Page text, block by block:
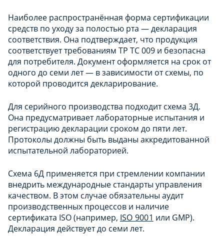
Наиболее распространённая форма сертификации
средств по уходу за полостью рта — декларация
соответствия. Она подтверждает, что продукция
соответствует требованиям ТР ТС 009 и безопасна
для потребителя. Документ оформляется на срок от
одного до семи лет — в зависимости от схемы, по
которой проводится декларирование.
Для серийного производства подходит схема 3Д.
Она предусматривает лабораторные испытания и
регистрацию декларации сроком до пяти лет.
Протоколы должны быть выданы аккредитованной
испытательной лабораторией.
Схема 6Д применяется при стремлении компании
внедрить международные стандарты управления
качеством. В этом случае обязательны аудит
производственных процессов и наличие
сертификата ISO (например, ISO 9001 или GMP).
Декларация действует до семи лет.